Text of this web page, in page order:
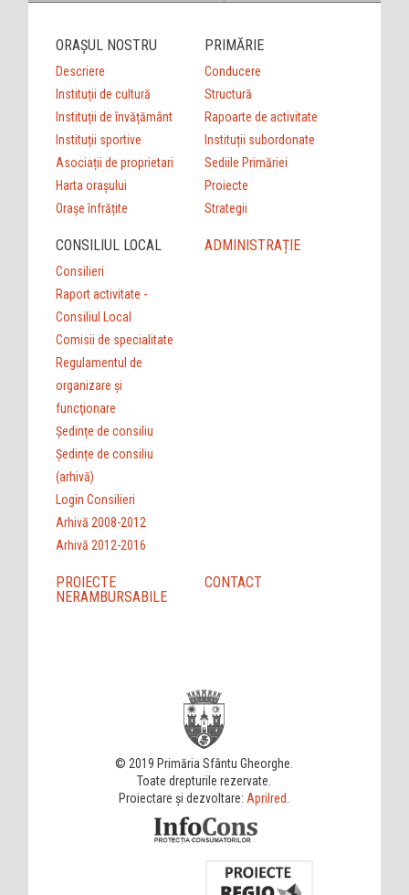
ORAȘUL NOSTRU
Descriere
Instituții de cultură
Instituții de învățământ
Instituții sportive
Asociații de proprietari
Harta orașului
Orașe înfrățite
PRIMĂRIE
Conducere
Structură
Rapoarte de activitate
Instituții subordonate
Sediile Primăriei
Proiecte
Strategii
CONSILIUL LOCAL
Consilieri
Raport activitate -
Consiliul Local
Comisii de specialitate
Regulamentul de
organizare şi
funcţionare
Ședințe de consiliu
Ședințe de consiliu
(arhivă)
Login Consilieri
Arhivă 2008-2012
Arhivă 2012-2016
ADMINISTRAȚIE
PROIECTE
NERAMBURSABILE
CONTACT
© 2019 Primăria Sfântu Gheorghe.
Toate drepturile rezervate.
Proiectare și dezvoltare: Aprilred